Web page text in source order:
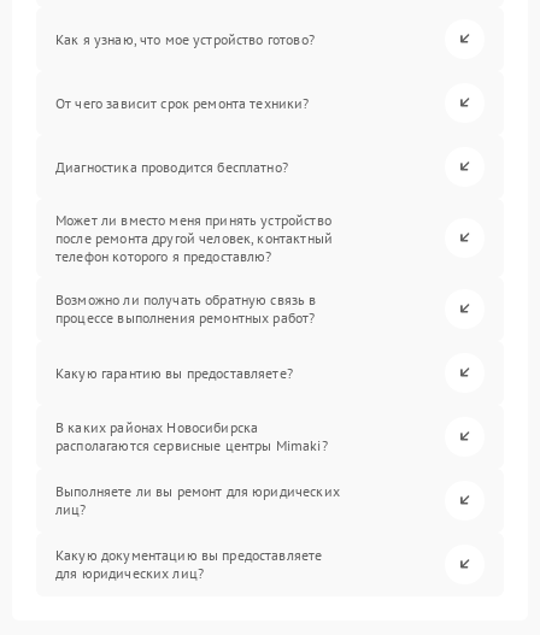
Как я узнаю, что мое устройство готово?
От чего зависит срок ремонта техники?
Диагностика проводится бесплатно?
Может ли вместо меня принять устройство
после ремонта другой человек, контактный
телефон которого я предоставлю?
Возможно ли получать обратную связь в
процессе выполнения ремонтных работ?
Какую гарантию вы предоставляете?
В каких районах Новосибирска
располагаются сервисные центры Mimaki?
Выполняете ли вы ремонт для юридических
лиц?
Какую документацию вы предоставляете
для юридических лиц?